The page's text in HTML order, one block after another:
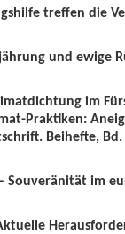
treffen die
und ewige
im
Praktiken:
Beihefte,
im